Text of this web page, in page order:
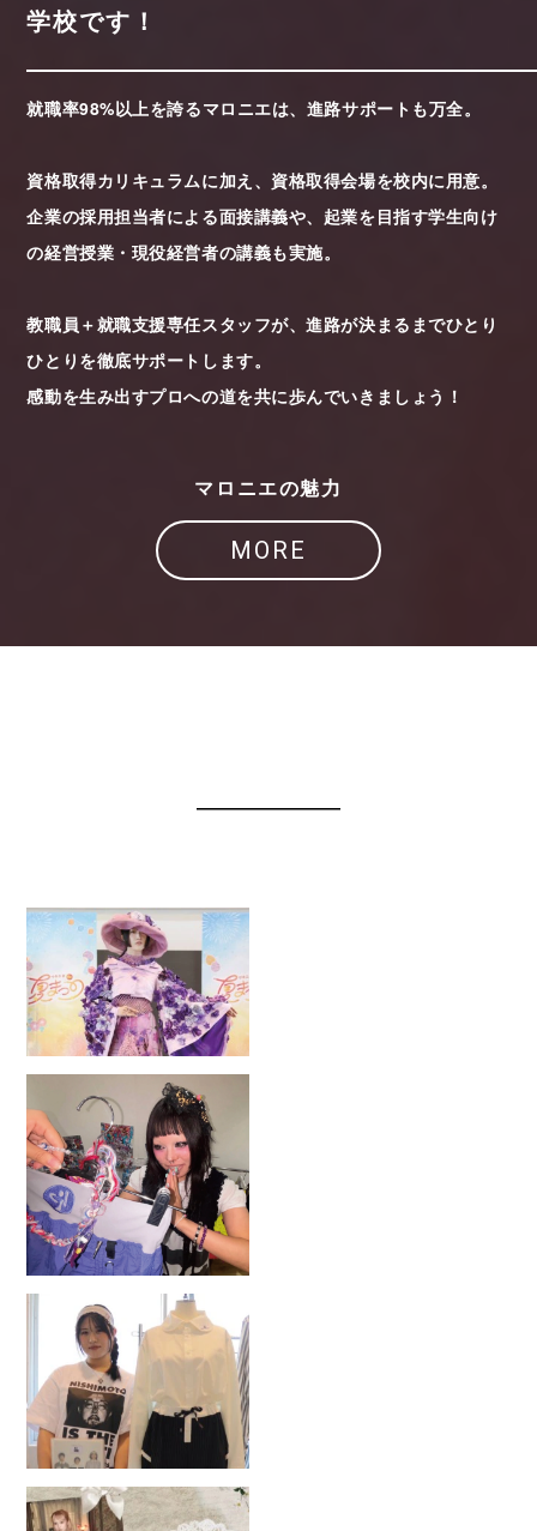
学校です！
就職率98%以上を誇るマロニエは、進路サポートも万全。
資格取得カリキュラムに加え、資格取得会場を校内に用意。
企業の採用担当者による面接講義や、起業を目指す学生向け
の経営授業・現役経営者の講義も実施。
教職員＋就職支援専任スタッフが、進路が決まるまでひとり
ひとりを徹底サポートします。
感動を生み出すプロへの道を共に歩んでいきましょう！
マロニエの魅力
MORE
2026.8.4
夏休みスペシャルオープンキャン
パス「マロニエ de 夏まつり」開
催
卒業生ブランド「A3 ★-★★★—
(エースリー)」大阪・中津でPOP
UP開催！
2026.7.31
学生ブランド一挙公開！1人1ブラ
ンド立ち上げる実践授業！